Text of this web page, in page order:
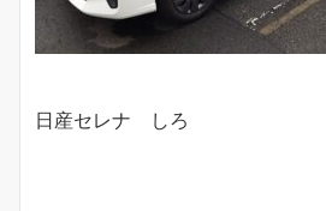
日産セレナ しろ